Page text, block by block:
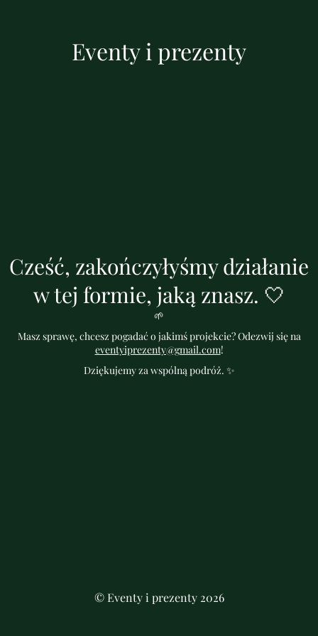
Eventy i prezenty
Cześć, zakończyłyśmy działanie
w tej formie, jaką znasz. 🤍
🌱
Masz sprawę, chcesz pogadać o jakimś projekcie? Odezwij się na
eventyiprezenty@gmail.com!
Dziękujemy za wspólną podróż. ✨
© Eventy i prezenty 2026